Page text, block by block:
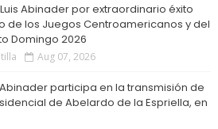
Abinader por extraordinario éxito
de los Juegos Centroamericanos y del
Domingo 2026
Aug 07, 2026
participa en la transmisión de
de Abelardo de la Espriella, en